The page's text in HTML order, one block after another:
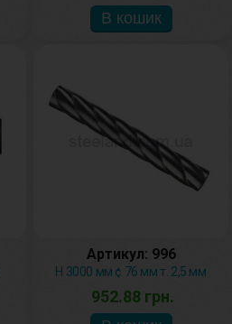
Артикул: 996
H 3000 мм ¢ 76 мм т. 2,5 мм
952.88 грн.